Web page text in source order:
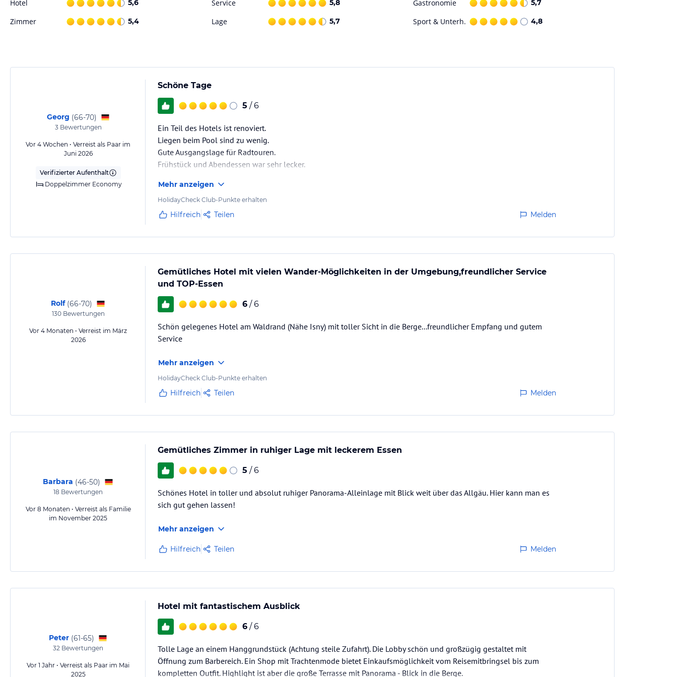
Hotel 5,6 Service 5,8 Gastronomie 5,7
Zimmer 5,4 Lage 5,7 Sport & Unterh. 4,8
Georg (66-70)
3Bewertungen
Vor 4 Wochen • Verreist als Paar im
Juni 2026
Verifizierter Aufenthalt
Doppelzimmer Economy
Schöne Tage
5 / 6
Ein Teil des Hotels ist renoviert.
Liegen beim Pool sind zu wenig.
Gute Ausgangslage für Radtouren.
Frühstück und Abendessen war sehr lecker.
Mehr anzeigen
HolidayCheck Club-Punkte erhalten
Hilfreich Teilen Melden
Rolf (66-70)
130Bewertungen
Vor 4 Monaten • Verreist im März
2026
Gemütliches Hotel mit vielen Wander-Möglichkeiten in der Umgebung,freundlicher Service
und TOP-Essen
6 / 6
Schön gelegenes Hotel am Waldrand (Nähe Isny) mit toller Sicht in die Berge...freundlicher Empfang und gutem
Service
Mehr anzeigen
HolidayCheck Club-Punkte erhalten
Hilfreich Teilen Melden
Barbara (46-50)
18 Bewertungen
Vor 8 Monaten • Verreist als Familie
im November 2025
Gemütliches Zimmer in ruhiger Lage mit leckerem Essen
5 / 6
Schönes Hotel in toller und absolut ruhiger Panorama-Alleinlage mit Blick weit über das Allgäu. Hier kann man es
sich gut gehen lassen!
Mehr anzeigen
Hilfreich Teilen Melden
Peter (61-65)
32 Bewertungen
Vor 1 Jahr • Verreist als Paar im Mai
2025
Hotel mit fantastischem Ausblick
6 / 6
Tolle Lage an einem Hanggrundstück (Achtung steile Zufahrt). Die Lobby schön und großzügig gestaltet mit
Öffnung zum Barbereich. Ein Shop mit Trachtenmode bietet Einkaufsmöglichkeit vom Reisemitbringsel bis zum
kompletten Outfit. Highlight ist aber die große Terrasse mit Panorama - Blick in die Berge.